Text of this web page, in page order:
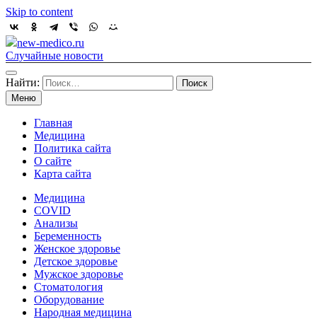
Skip to content
new-medico.ru
Случайные новости
Найти:
Меню
Главная
Медицина
Политика сайта
О сайте
Карта сайта
Медицина
COVID
Анализы
Беременность
Женское здоровье
Детское здоровье
Мужское здоровье
Стоматология
Оборудование
Народная медицина